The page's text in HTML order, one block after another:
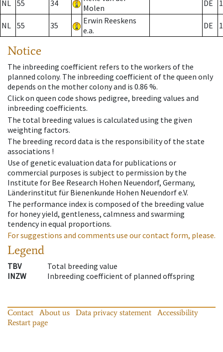
NL 55 34
Molen
DE
NL 55 35
Erwin Reeskens
e.a.
DE
Notice
The inbreeding coefficient refers to the workers of the
planned colony. The inbreeding coefficient of the queen only
depends on the mother colony and is 0.86 %.
Click on queen code shows pedigree, breeding values and
inbreeding coefficients.
The total breeding values is calculated using the given
weighting factors.
The breeding record data is the responsibility of the state
associations !
Use of genetic evaluation data for publications or
commercial purposes is subject to permission by the
Institute for Bee Research Hohen Neuendorf, Germany,
Länderinstitut für Bienenkunde Hohen Neuendorf e.V.
The performance index is composed of the breeding value
for honey yield, gentleness, calmness and swarming
tendency in equal proportions.
For suggestions and comments use our contact form, please.
Legend
TBV
Total breeding value
INZW
Inbreeding coefficient of planned offspring
Contact About us Data privacy statement
Accessibility
Restart page